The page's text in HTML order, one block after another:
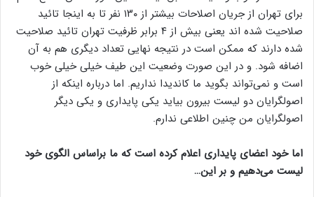
برای تهران از جریان اصلاحات بیشتر از ۱۳۰ نفر تا به اینجا تائید
صلاحیت شده اند یعنی بیش از ۴ برابر ظرفیت تهران تائید صلاحیت
شده دارند که ممکن است در نتیجه نهایی تعداد دیگری هم به آن
اضافه شود. و در این صورت وضعیت این طیف خیلی خیلی خوب
است و نمی‌تواند بگوید ما کاندیدا نداریم. اما درباره اینکه از
اصولگرایان دو لیست بیرون بیاید یکی پایداری و یکی دیگر
اصولگرایان من چنین اطلاعی ندارم.
اما خود اعضای پایداری اعلام کرده است که ما براساس الگوی خود
لیست می‌دهیم و بر این…